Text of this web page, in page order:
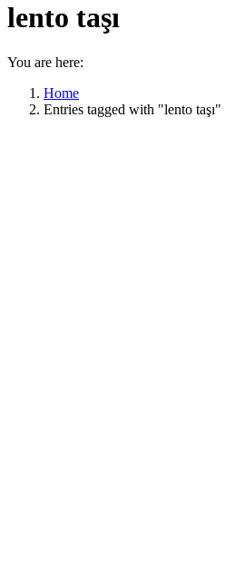
lento taşı
You are here:
Home
Entries tagged with "lento taşı"